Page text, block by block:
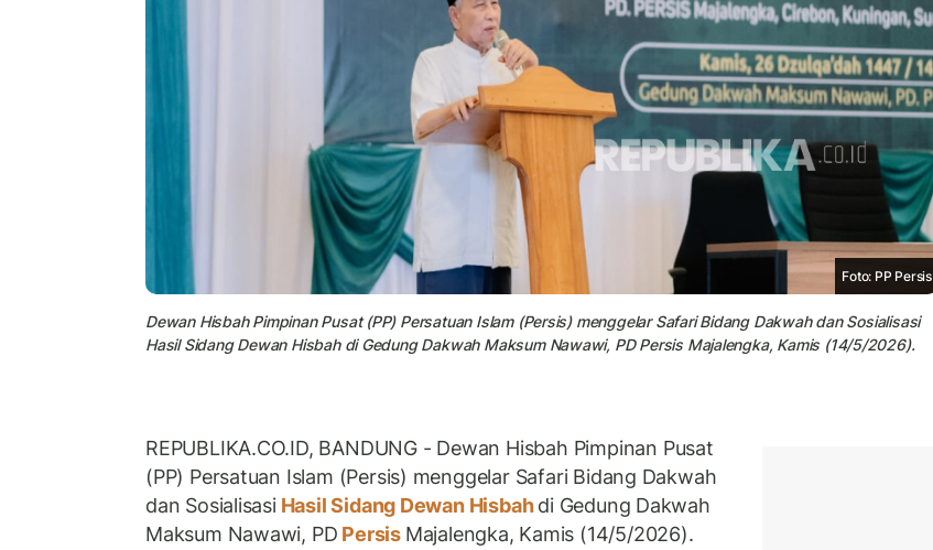
Foto: PP Persis
Dewan Hisbah Pimpinan Pusat (PP) Persatuan Islam (Persis) menggelar Safari Bidang Dakwah dan Sosialisasi
Hasil Sidang Dewan Hisbah di Gedung Dakwah Maksum Nawawi, PD Persis Majalengka, Kamis (14/5/2026).
REPUBLIKA.CO.ID, BANDUNG - Dewan Hisbah Pimpinan Pusat
(PP) Persatuan Islam (Persis) menggelar Safari Bidang Dakwah
dan SosialisasiHasil Sidang Dewan Hisbahdi Gedung Dakwah
Maksum Nawawi, PD Persis Majalengka, Kamis (14/5/2026).